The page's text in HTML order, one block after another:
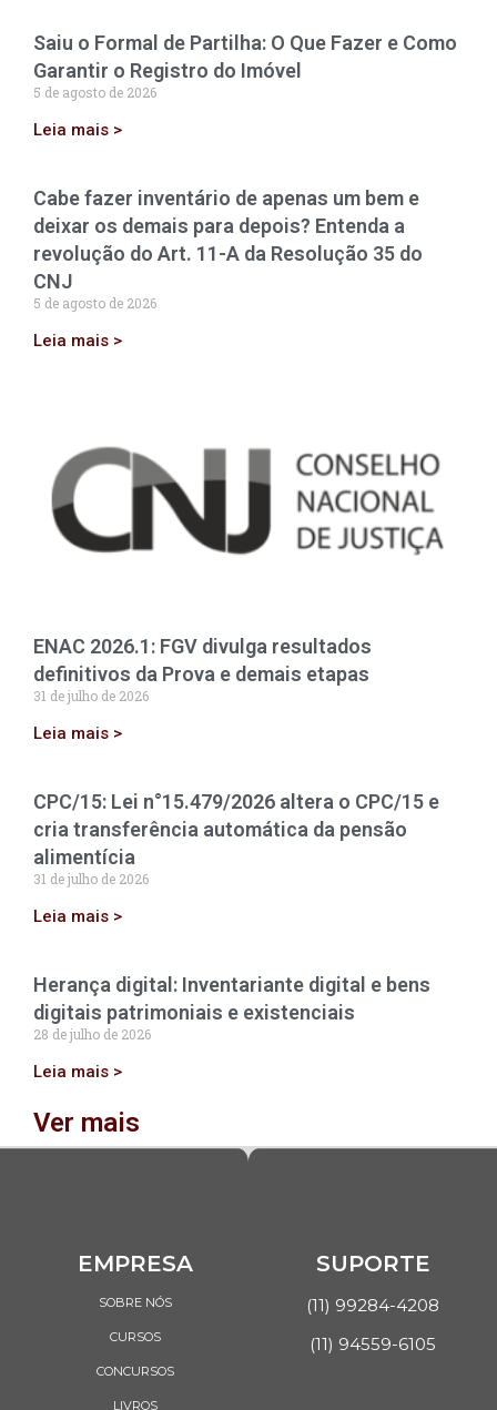
Saiu o Formal de Partilha: O Que Fazer e Como
Garantir o Registro do Imóvel
5 de agosto de 2026
Leia mais >
Cabe fazer inventário de apenas um bem e
deixar os demais para depois? Entenda a
revolução do Art. 11-A da Resolução 35 do
CNJ
5 de agosto de 2026
Leia mais >
ENAC 2026.1: FGV divulga resultados
definitivos da Prova e demais etapas
31 de julho de 2026
Leia mais >
CPC/15: Lei n°15.479/2026 altera o CPC/15 e
cria transferência automática da pensão
alimentícia
31 de julho de 2026
Leia mais >
Herança digital: Inventariante digital e bens
digitais patrimoniais e existenciais
28 de julho de 2026
Leia mais >
Ver mais
EMPRESA
SOBRE NÓS
CURSOS
CONCURSOS
LIVROS
SUPORTE
(11) 99284-4208
(11) 94559-6105